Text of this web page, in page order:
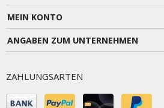
MEIN KONTO
ANGABEN ZUM UNTERNEHMEN
ZAHLUNGSARTEN